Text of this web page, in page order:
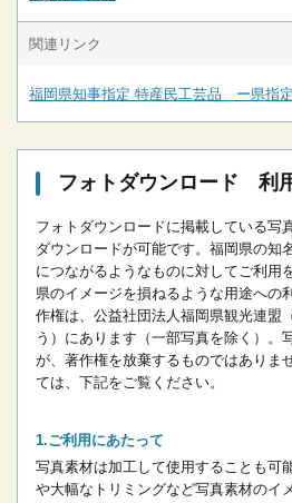
関連リンク
福岡県知事指定 特産民工芸品 ー県
フォトダウンロード 利
フォトダウンロードに掲載している写
ダウンロードが可能です。 福岡県の知
につながるようなものに対してご利用
県のイメージを損ねるような用途への
作権は、公益社団法人福岡県観光連盟
う）にあります（一部写真を除く）。
が、著作権を放棄するものではありませ
ては、下記をご覧ください。
ご利用にあたって
写真素材は加工して使用することも可
や大幅なトリミングなど写真素材のイ